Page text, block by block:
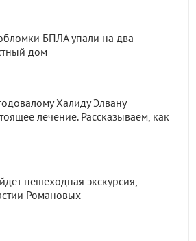
БПЛА упали на два
дом
Халиду Элвану
лечение. Рассказываем, как
пешеходная экскурсия,
Романовых